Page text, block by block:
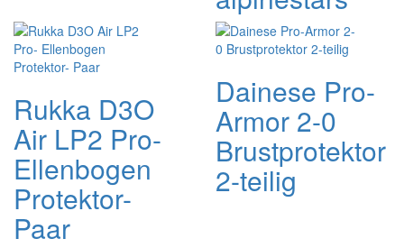
Rukka D3O
Air LP2 Pro-
Ellenbogen
Protektor-
Paar
Dainese Pro-
Armor 2-0
Brustprotektor
2-teilig